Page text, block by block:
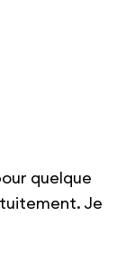
quelque
Je